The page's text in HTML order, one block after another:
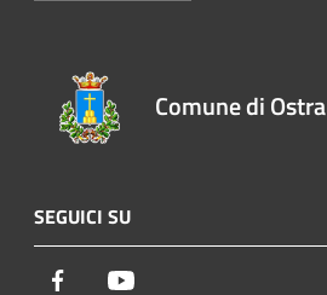
Comune di Ostra
SEGUICI SU
Facebook